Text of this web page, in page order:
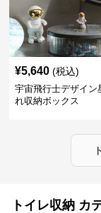
¥5,640 (税込)
宇宙飛行士デザイン
れ収納ボックス
トイレ収納 カ